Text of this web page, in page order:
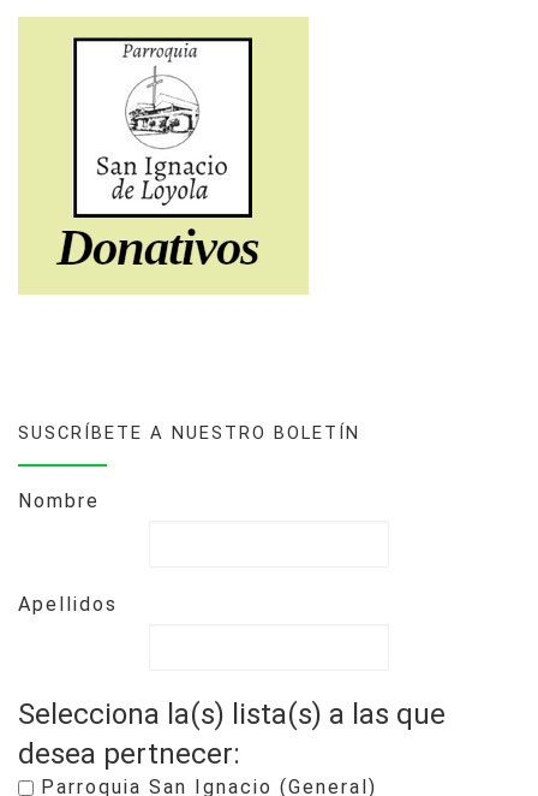
SUSCRÍBETE A NUESTRO BOLETÍN
Nombre
Apellidos
Selecciona la(s) lista(s) a las que
desea pertnecer:
Parroquia San Ignacio (General)